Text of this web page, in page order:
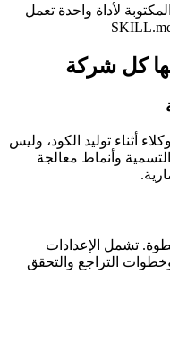
لأداة واحدة تعمل
كل شركة
أثناء توليد الكود، وليس
وأنماط معالجة
تشمل الإعدادات
التراجع والتحقق